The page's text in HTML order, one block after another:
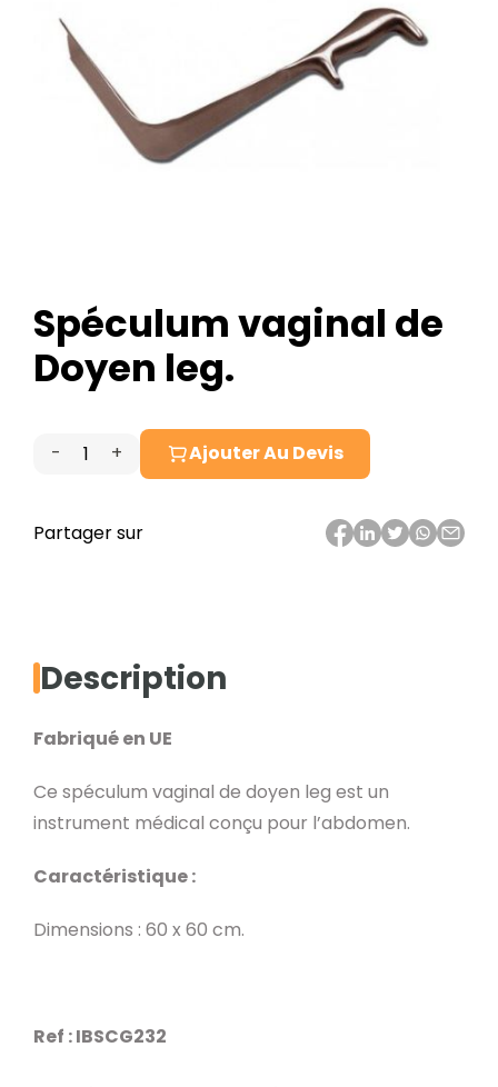
Spéculum vaginal de
Doyen leg.
-
quantité
Spéculum
+ Ajouter Au Devis
Partager sur
Description
Fabriqué en UE
Ce spéculum vaginal de doyen leg est un
instrument médical conçu pour l’abdomen.
Caractéristique :
Dimensions : 60 x 60 cm.
Ref : IBSCG232